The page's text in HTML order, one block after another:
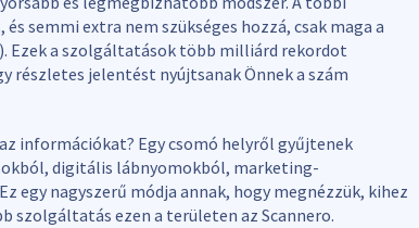
semmi extra nem szükséges hozzá, csak maga a
Ezek a szolgáltatások több milliárd rekordot
részletes jelentést nyújtsanak Önnek a szám
információkat? Egy csomó helyről gyűjtenek
digitális lábnyomokból, marketing-
egy nagyszerű módja annak, hogy megnézzük, kihez
szolgáltatás ezen a területen az Scannero.